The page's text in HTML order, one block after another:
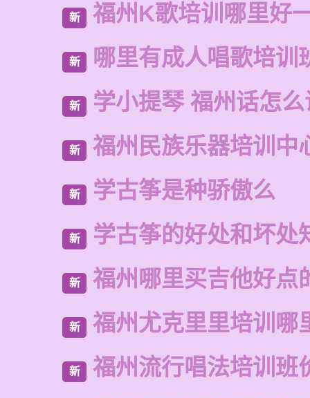
新 福州K歌培训哪里好
新 哪里有成人唱歌培训
新 学小提琴 福州话怎
新 福州民族乐器培训中
新 学古筝是种骄傲么
新 学古筝的好处和坏处
新 福州哪里买吉他好点
新 福州尤克里里培训哪
新 福州流行唱法培训班